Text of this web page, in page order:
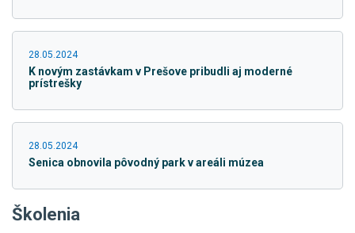
28.05.2024
K novým zastávkam v Prešove pribudli aj moderné
prístrešky
28.05.2024
Senica obnovila pôvodný park v areáli múzea
Školenia